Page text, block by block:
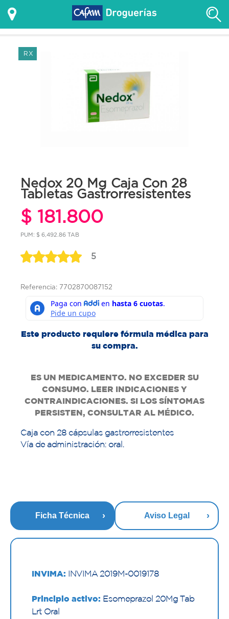
RX
Nedox 20 Mg Caja Con 28
Tabletas Gastrorresistentes
$ 181.800
PUM: $ 6,492.86 TAB
5
Referencia: 7702870087152
Este producto requiere fórmula médica para
su compra.
ES UN MEDICAMENTO. NO EXCEDER SU
CONSUMO. LEER INDICACIONES Y
CONTRAINDICACIONES. SI LOS SÍNTOMAS
PERSISTEN, CONSULTAR AL MÉDICO.
Caja con 28 cápsulas gastrorresistentes
Vía de administración: oral.
Ficha Técnica Aviso Legal
INVIMA: INVIMA 2019M-0019178
Principio activo: Esomeprazol 20Mg Tab
Lrt Oral